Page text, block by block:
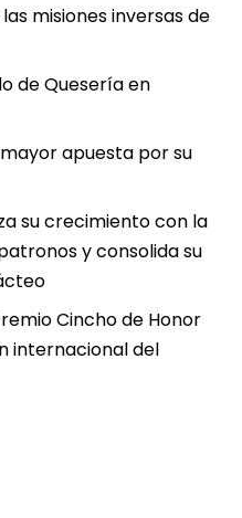
misiones inversas de
de Quesería en
mayor apuesta por su
su crecimiento con la
y consolida su
Cincho de Honor
internacional del